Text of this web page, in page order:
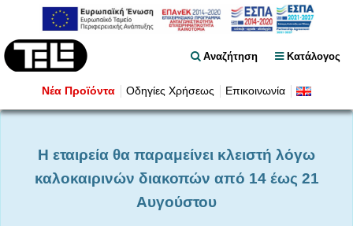
Κατάλογος
Αναζήτηση
Νέα Προϊόντα Οδηγίες Χρήσεως Επικοινωνία
Η εταιρεία θα παραμείνει κλειστή λόγω
καλοκαιρινών διακοπών από 14 έως 21
Αυγούστου